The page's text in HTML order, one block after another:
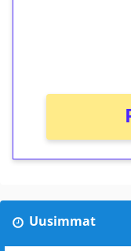
Uusimmat